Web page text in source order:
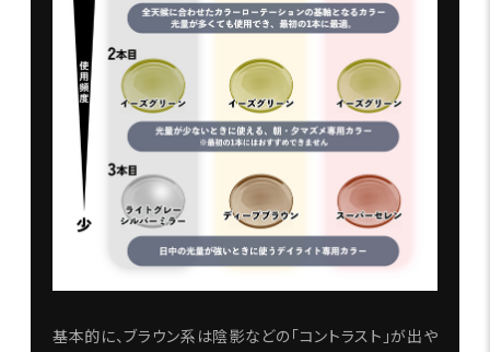
基本的に、ブラウン系は陰影などの「コントラスト」が出や